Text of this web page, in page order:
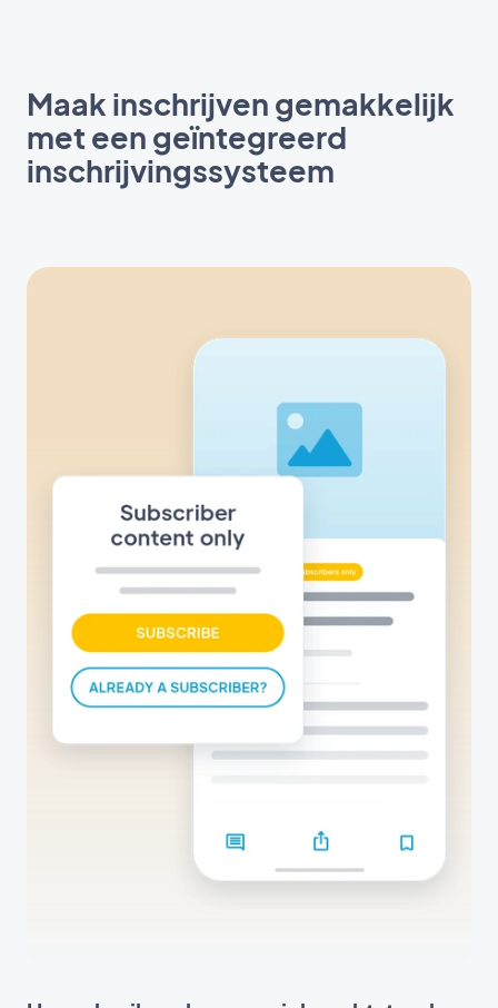
Maak inschrijven gemakkelijk
met een geïntegreerd
inschrijvingssysteem